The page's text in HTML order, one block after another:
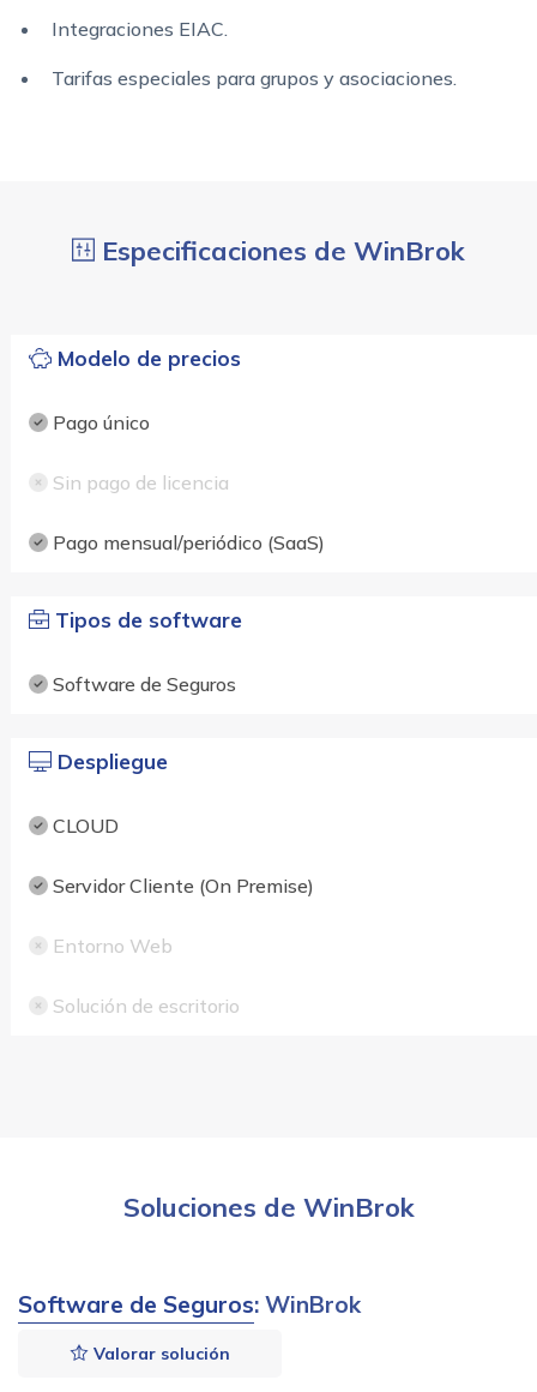
Integraciones EIAC.
Tarifas especiales para grupos y asociaciones.
Especificaciones de WinBrok
Modelo de precios
Pago único
Sin pago de licencia
Pago mensual/periódico (SaaS)
Tipos de software
Software de Seguros
Despliegue
CLOUD
Servidor Cliente (On Premise)
Entorno Web
Solución de escritorio
Soluciones de WinBrok
Software de Seguros: WinBrok
Valorar solución